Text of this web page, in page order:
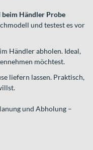
Händler Probe
und testest es vor
Händler abholen. Ideal,
möchtest.
liefern lassen. Praktisch,
und Abholung –